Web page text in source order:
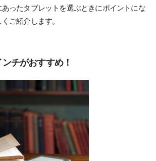
ったタブレットを選ぶときにポイントにな
ご紹介します。
チがおすすめ！